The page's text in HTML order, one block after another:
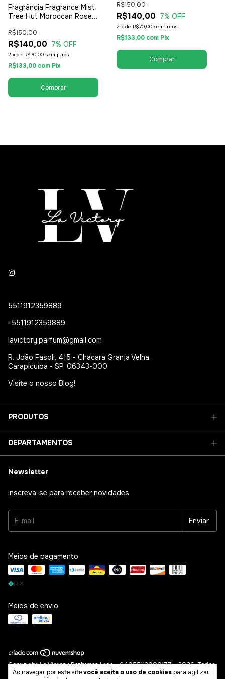
Ao navegar por este sitevocê aceita o uso de cookiespara agilizar
Fragrância Fragrance Mist
Tree Hut Moroccan Rose
R$140,00
R$150,00
7% OFF
2 x de R$70,00 sem juros
R$133,00 com Pix
R$140,00
R$150,00
7% OFF
2 x de R$70,00 sem juros
R$133,00 com Pix
5511912359889
+5511912359889
lavictory.parfum@gmail.com
R. João Fasoli, 415 - Chácara Granja Velha,
Carapicuíba - SP, 06343-000
Visite o nosso Blog!
PRODUTOS
DEPARTAMENTOS
Newsletter
Inscreva-se para receber novidades
Meios de pagamento
Meios de envio
Copyright La Victory Perfumes Ltda - 64055113000177 - 2026. Todos
os direitos reservados.